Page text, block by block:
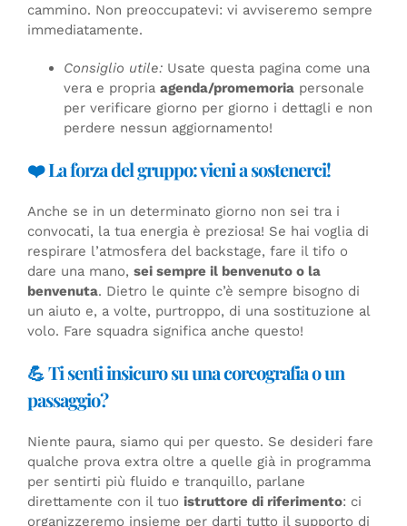
cammino. Non preoccupatevi: vi avviseremo sempre
immediatamente.
Consiglio utile: Usate questa pagina come una
vera e propria agenda/promemoria personale
per verificare giorno per giorno i dettagli e non
perdere nessun aggiornamento!
❤️ La forza del gruppo: vieni a sostenerci!
Anche se in un determinato giorno non sei tra i
convocati, la tua energia è preziosa! Se hai voglia di
respirare l’atmosfera del backstage, fare il tifo o
dare una mano, sei sempre il benvenuto o la
benvenuta. Dietro le quinte c’è sempre bisogno di
un aiuto e, a volte, purtroppo, di una sostituzione al
volo. Fare squadra significa anche questo!
💪 Ti senti insicuro su una coreografia o un
passaggio?
Niente paura, siamo qui per questo. Se desideri fare
qualche prova extra oltre a quelle già in programma
per sentirti più fluido e tranquillo, parlane
direttamente con il tuo istruttore di riferimento: ci
organizzeremo insieme per darti tutto il supporto di